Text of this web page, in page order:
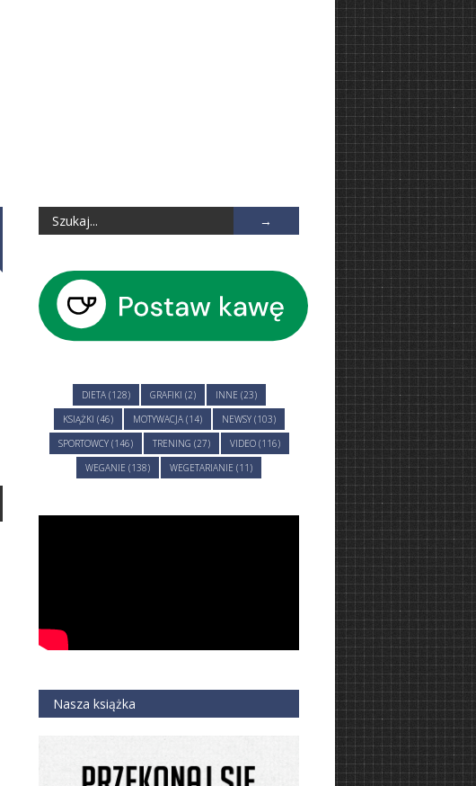
DIETA (128) GRAFIKI (2)
INNE (23)
KSIĄŻKI (46)
MOTYWACJA (14)
NEWSY (103)
SPORTOWCY (146)
TRENING (27)
VIDEO (116)
WEGANIE (138)
WEGETARIANIE (11)
Nasza książka